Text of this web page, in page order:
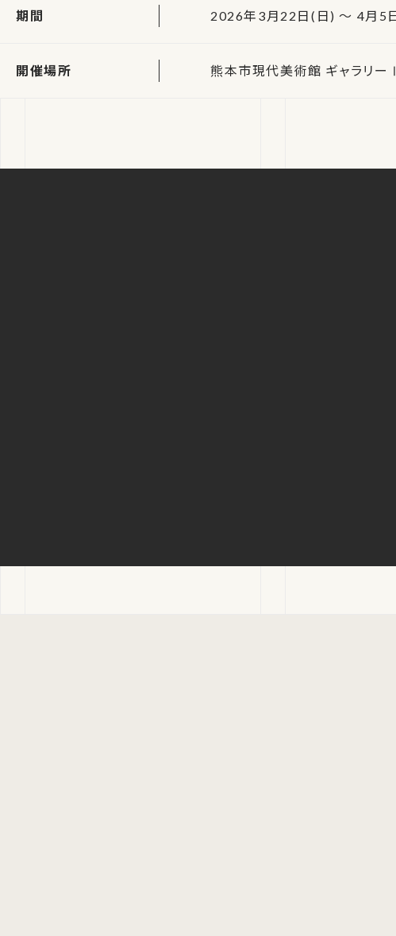
期間 2026年3月22日(日) ～ 4月5
開催場所 熊本市現代美術館 ギャラリー